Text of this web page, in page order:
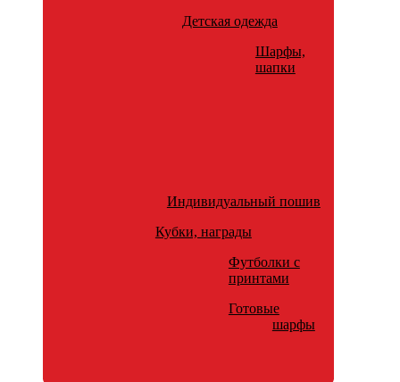
Детская одежда
Шарфы,
шапки
Индивидуальный пошив
Кубки, награды
Футболки с
принтами
Готовые
шарфы